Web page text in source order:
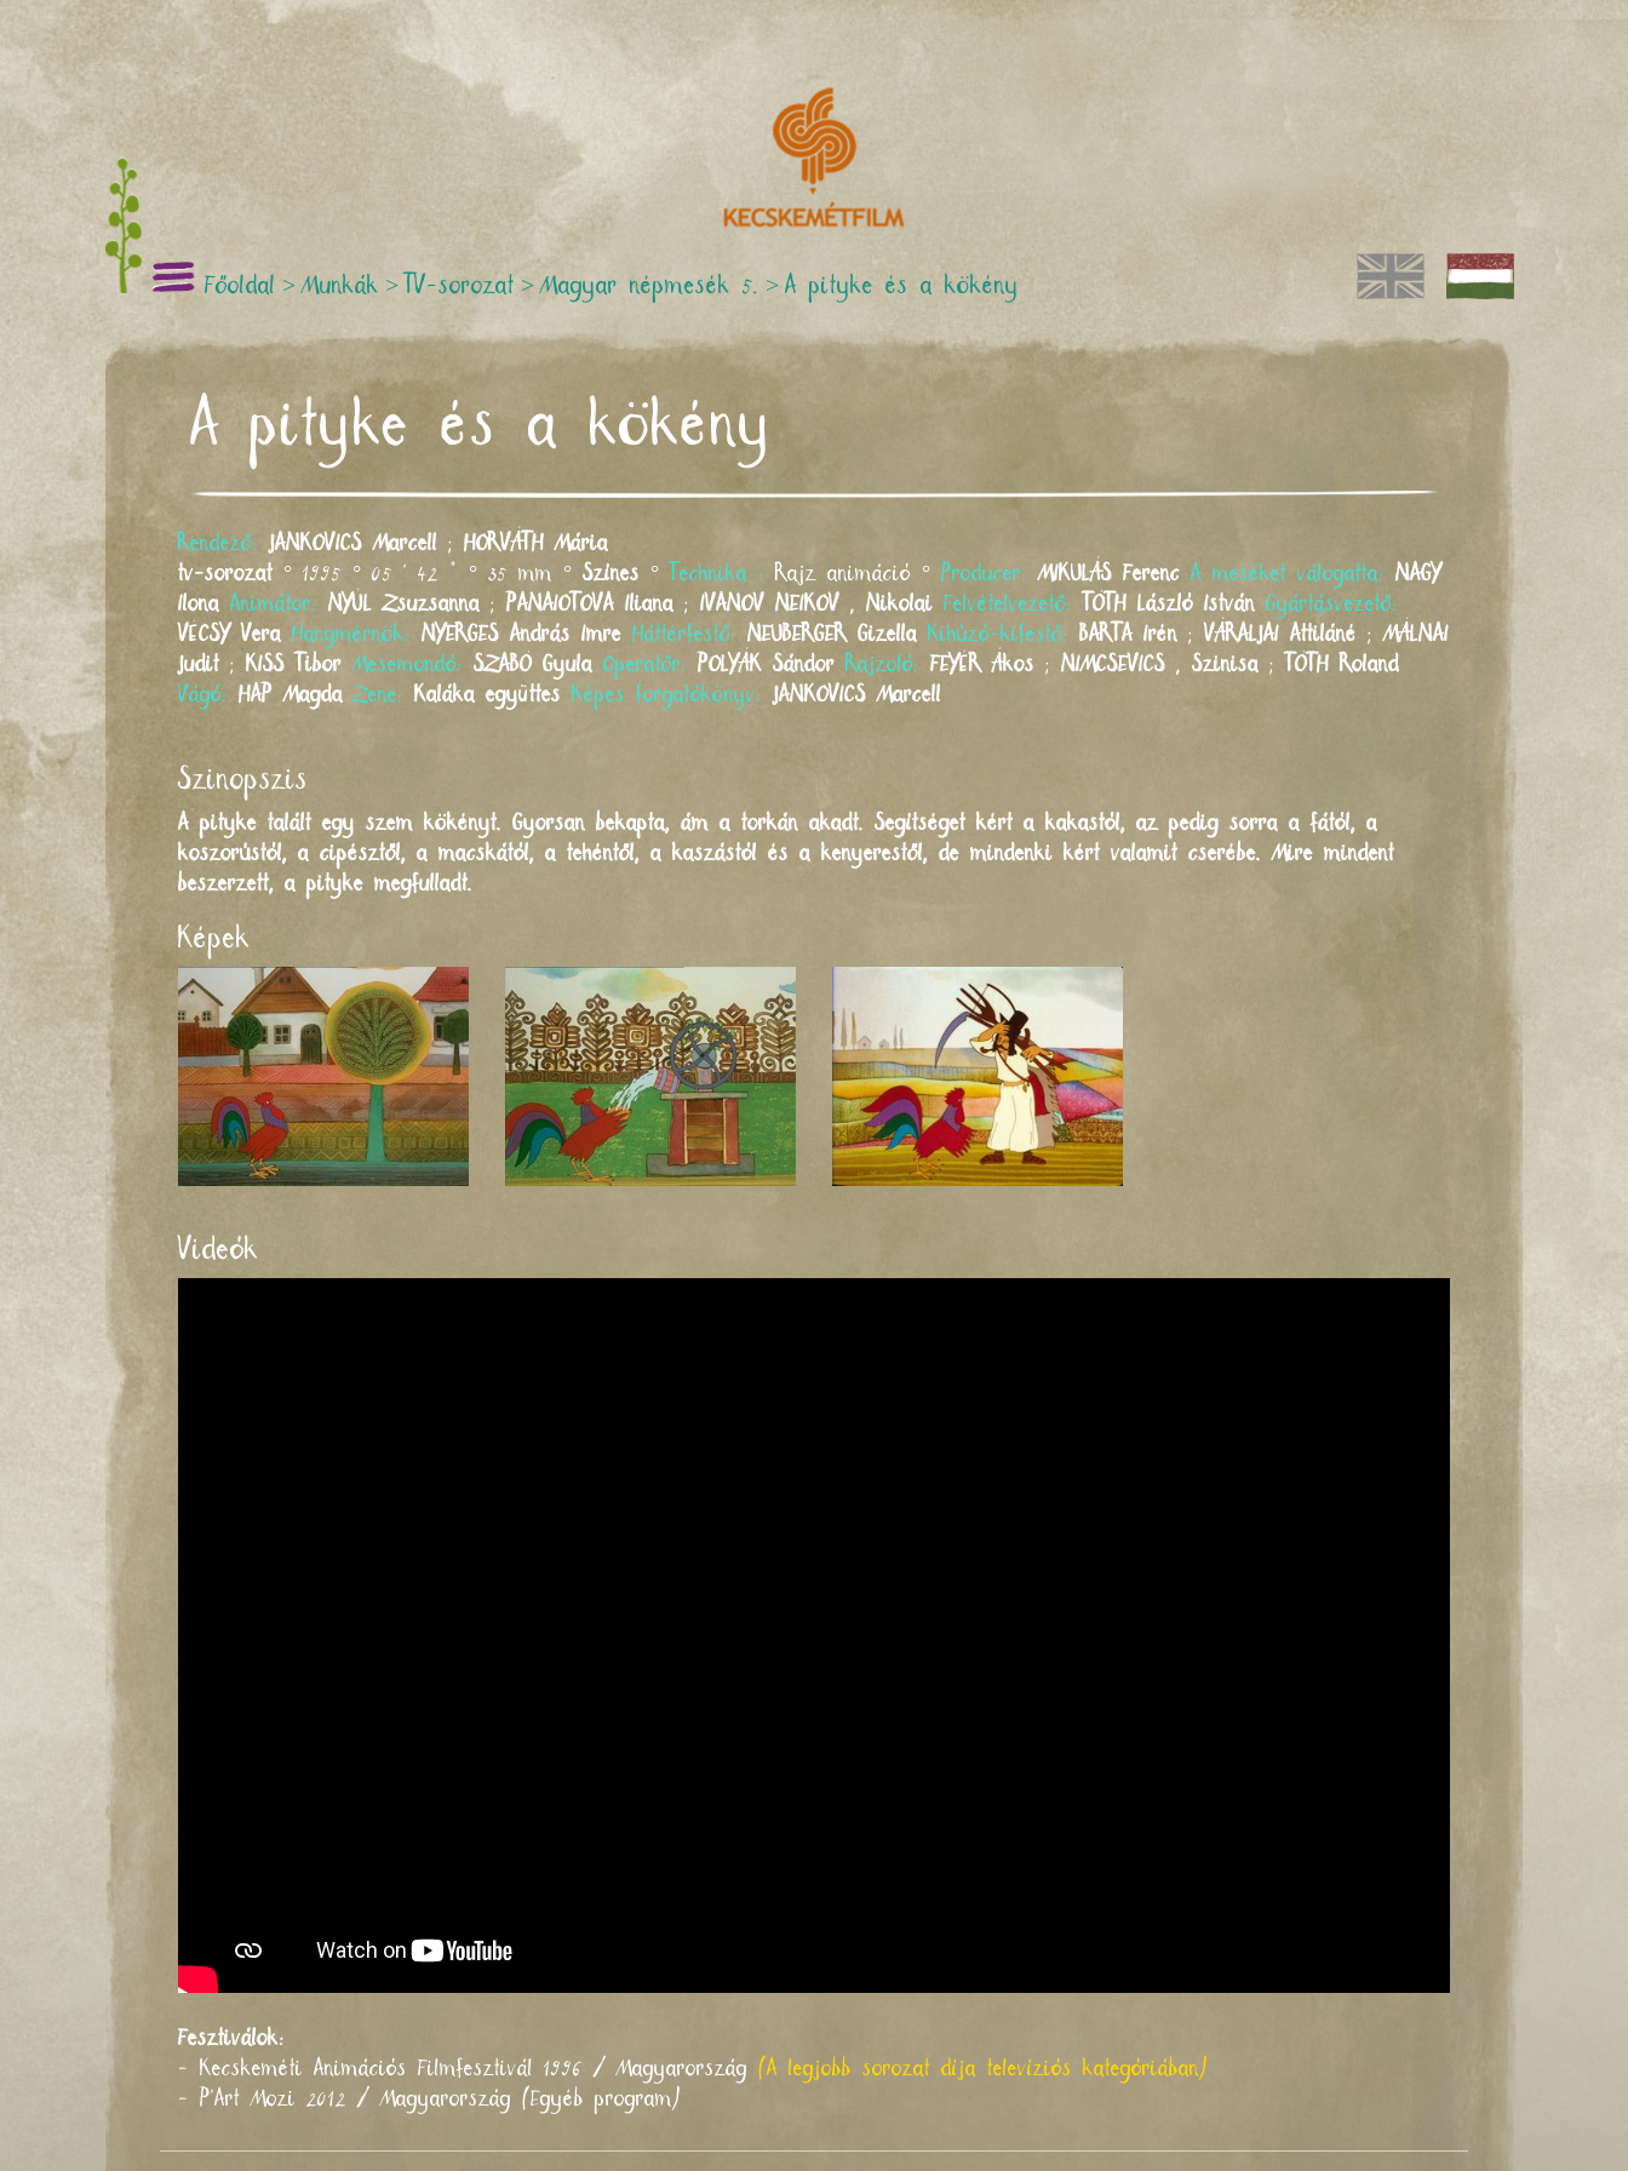
Főoldal > Munkák > TV-sorozat > Magyar népmesék 5. > A pityke és a kökény
A pityke és a kökény
Rendező: JANKOVICS Marcell ; HORVÁTH Mária
tv-sorozat ° 1995 ° 05 ' 42 " ° 35 mm ° Színes ° Technika : Rajz animáció ° Producer:MIKULÁS Ferenc A meséket válogatta: NAGY
Ilona Animátor: NYÚL Zsuzsanna ; PANAIOTOVA Iliana ; IVANOV NEIKOV , Nikolai Felvételvezető: TÓTH László István Gyártásvezető:
VÉCSY Vera Hangmérnök: NYERGES András Imre Háttérfestő: NEUBERGER Gizella Kihúzó-kifestő: BARTA Irén ; VÁRALJAI Attiláné ;MÁLNAI
Judit ; KISS Tibor Mesemondó: SZABÓ Gyula Operatőr: POLYÁK Sándor Rajzoló: FEYÉR Ákos ; NIMCSEVICS , Szinisa ; TÓTH
Roland
Vágó: HAP Magda Zene: Kaláka együttes Képes forgatókönyv: JANKOVICS Marcell
Szinopszis
A pityke talált egy szem kökényt. Gyorsan bekapta, ám a torkán akadt. Segítséget kért a kakastól, az pedig sorra a fától, a
koszorústól, a cipésztől, a macskától, a tehéntől, a kaszástól és a kenyerestől, de mindenki kért valamit cserébe. Mire mindent
beszerzett, a pityke megfulladt.
Képek
Videók
Fesztiválok:
- Kecskeméti Animációs Filmfesztivál 1996 / Magyarország (A legjobb sorozat díja televíziós kategóriában)
- P'Art Mozi 2012 / Magyarország (Egyéb program)